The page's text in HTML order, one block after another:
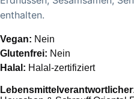
enthalten.
Vegan: Nein
Glutenfrei: Nein
Halal: Halal-zertifiziert